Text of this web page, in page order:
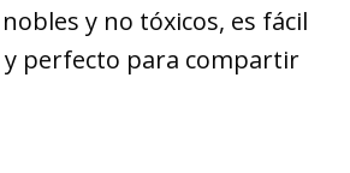
y no tóxicos, es fácil
perfecto para compartir